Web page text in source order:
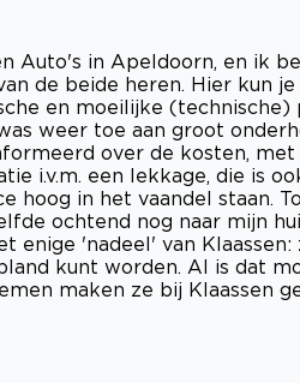
Auto's in Apeldoorn, en ik
de beide heren. Hier kun
en moeilijke
weer toe aan groot
over de kosten, met
i.v.m. een lekkage, die is
hoog in het vaandel staan.
ochtend nog naar mijn
enige 'nadeel' van
kunt worden. Al is dat
maken ze bij Klaassen